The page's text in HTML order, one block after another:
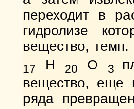
переходит в
гидролизе
вещество,
17 Н 20 О 3
вещество, еще
ряда